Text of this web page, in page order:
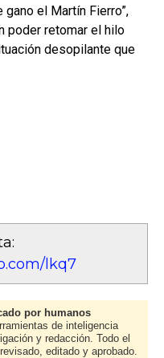
el Martín Fierro”,
poder retomar el hilo
desopilante que
lkq7
por humanos
de inteligencia
y redacción. Todo el
editado y aprobado.